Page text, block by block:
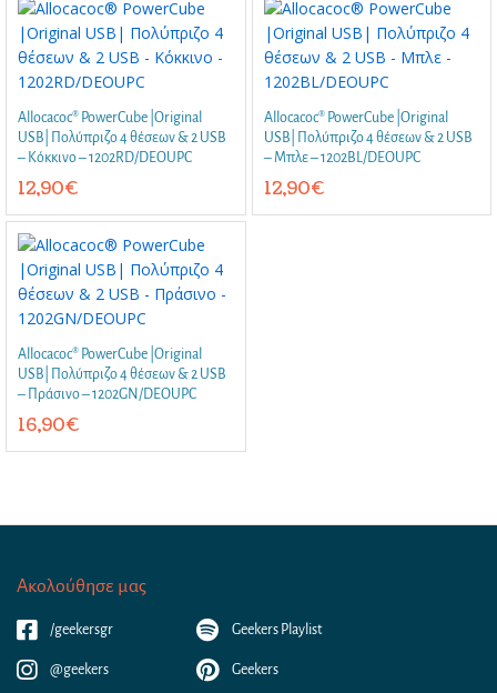
Allocacoc® PowerCube |Original
USB| Πολύπριζο 4 θέσεων & 2 USB
– Κόκκινο – 1202RD/DEOUPC
12,90€
Allocacoc® PowerCube |Original
USB| Πολύπριζο 4 θέσεων & 2 USB
– Μπλε – 1202BL/DEOUPC
12,90€
Allocacoc® PowerCube |Original
USB| Πολύπριζο 4 θέσεων & 2 USB
– Πράσινο – 1202GN/DEOUPC
16,90€
Ακολούθησε μας
/geekersgr
@geekers
Geekers Playlist
Geekers